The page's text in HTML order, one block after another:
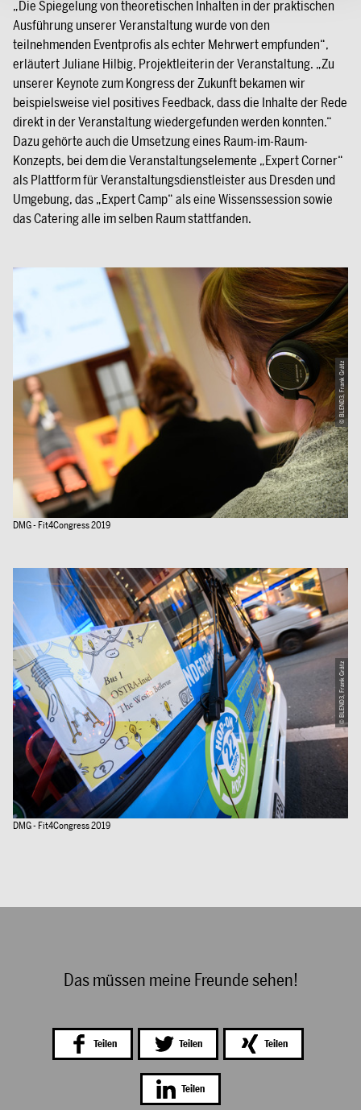
„Die Spiegelung von theoretischen Inhalten in der praktischen
Ausführung unserer Veranstaltung wurde von den
teilnehmenden Eventprofis als echter Mehrwert empfunden“,
erläutert Juliane Hilbig, Projektleiterin der Veranstaltung. „Zu
unserer Keynote zum Kongress der Zukunft bekamen wir
beispielsweise viel positives Feedback, dass die Inhalte der Rede
direkt in der Veranstaltung wiedergefunden werden konnten.“
Dazu gehörte auch die Umsetzung eines Raum-im-Raum-
Konzepts, bei dem die Veranstaltungselemente „Expert Corner“
als Plattform für Veranstaltungsdienstleister aus Dresden und
Umgebung, das „Expert Camp“ als eine Wissenssession sowie
das Catering alle im selben Raum stattfanden.
© BLEND3, Frank Grätz
DMG - Fit4Congress 2019
© BLEND3, Frank Grätz
DMG - Fit4Congress 2019
Das müssen meine Freunde sehen!
Teilen Teilen Teilen
Teilen